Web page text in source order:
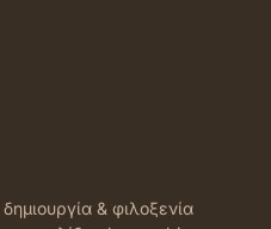
δημιουργία & φιλοξενία